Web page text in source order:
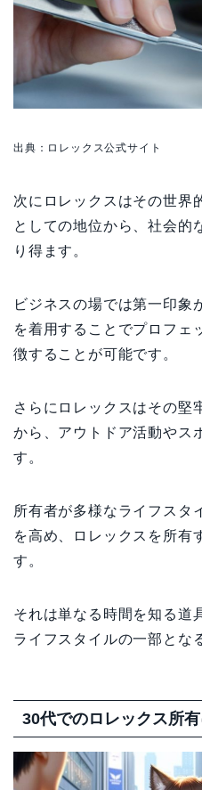
出典：ロレックス公式サイト
次にロレックスはその世界
としての地位から、社会的
り得ます。
ビジネスの場では第一印象
を着用することでプロフェ
徴することが可能です。
さらにロレックスはその堅
から、アウトドア活動やス
す。
所有者が多様なライフスタ
を高め、ロレックスを所有
す。
それは単なる時間を知る道
ライフスタイルの一部とな
30代でのロレックス所